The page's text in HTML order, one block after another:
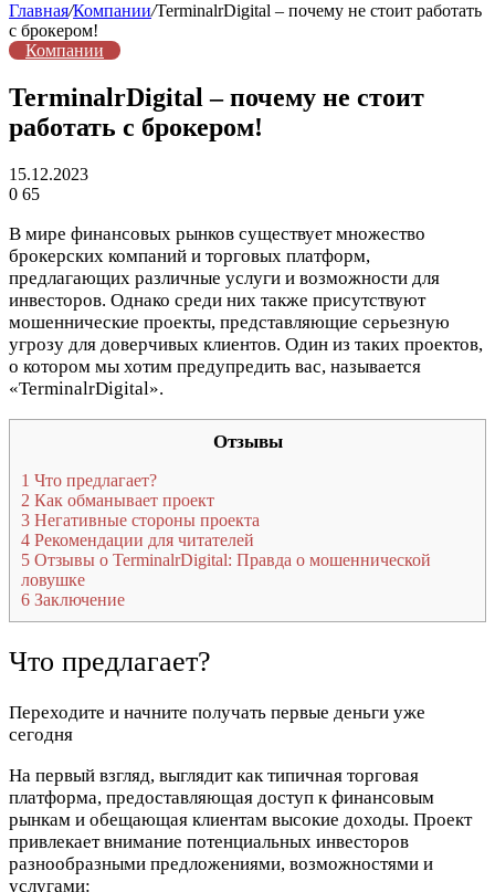
Главная/Компании/TerminalrDigital – почему не стоит работать
с брокером!
Компании
TerminalrDigital – почему не стоит
работать с брокером!
15.12.2023
0 65
В мире финансовых рынков существует множество
брокерских компаний и торговых платформ,
предлагающих различные услуги и возможности для
инвесторов. Однако среди них также присутствуют
мошеннические проекты, представляющие серьезную
угрозу для доверчивых клиентов. Один из таких проектов,
о котором мы хотим предупредить вас, называется
«TerminalrDigital».
Отзывы
1 Что предлагает?
2 Как обманывает проект
3 Негативные стороны проекта
4 Рекомендации для читателей
5 Отзывы о TerminalrDigital: Правда о мошеннической
ловушке
6 Заключение
Что предлагает?
Переходите и начните получать первые деньги уже
сегодня
На первый взгляд, выглядит как типичная торговая
платформа, предоставляющая доступ к финансовым
рынкам и обещающая клиентам высокие доходы. Проект
привлекает внимание потенциальных инвесторов
разнообразными предложениями, возможностями и
услугами: